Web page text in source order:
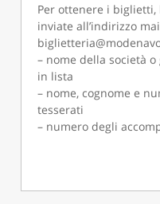
Per ottenere i
inviate all’indirizzo
– nome della società
in lista
– nome, cognome e
tesserati
– numero degli